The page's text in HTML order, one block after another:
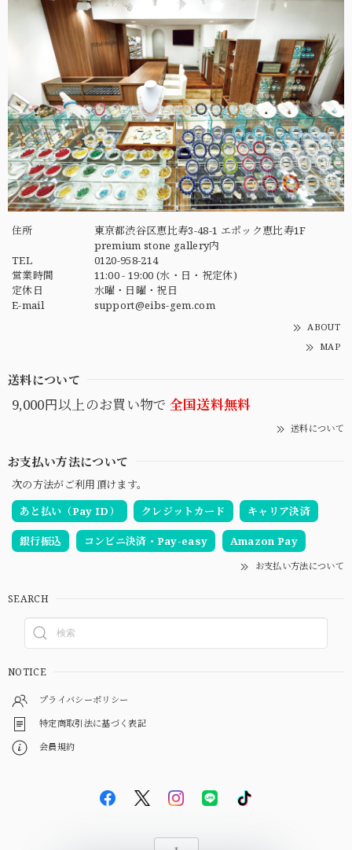
住所
東京都渋谷区恵比寿3-48-1 エポック恵比寿1F
premium stone gallery内
TEL
0120-958-214
営業時間
11:00 - 19:00 (水・日・祝定休)
定休日
水曜・日曜・祝日
E-mail
support@eibs-gem.com
ABOUT
MAP
送料について
9,000円以上のお買い物で 全国送料無料
送料について
お支払い方法について
次の方法がご利用頂けます。
あと払い（Pay ID）
クレジットカード キャリア決済
銀行振込 コンビニ決済・Pay-easy Amazon Pay
お支払い方法について
SEARCH
NOTICE
プライバシーポリシー
特定商取引法に基づく表記
会員規約